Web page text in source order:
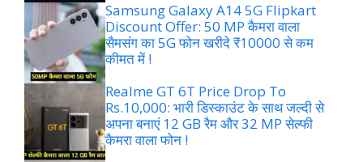
Samsung Galaxy A14 5G Flipkart
Discount Offer: 50 MP कैमरा वाला
सैमसंग का 5G फोन खरीदे ₹10000 से कम
कीमत में !
Realme GT 6T Price Drop To
Rs.10,000: भारी डिस्काउंट के साथ जल्दी से
अपना बनाएं 12 GB रैम और 32 MP सेल्फी
कैमरा वाला फोन !